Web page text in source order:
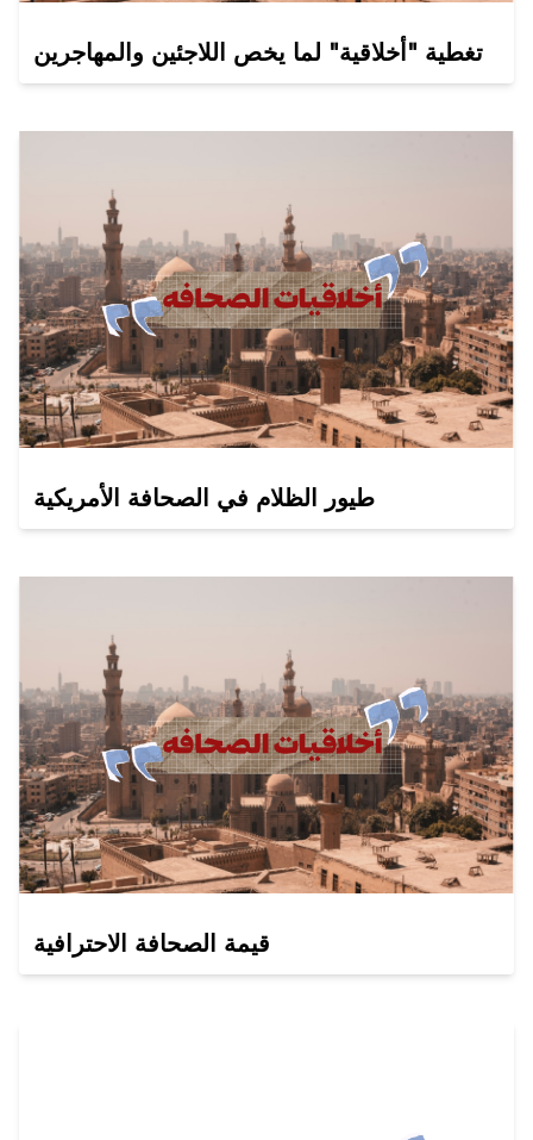
تغطية "أخلاقية" لما يخص اللاجئين والمهاجرين
طيور الظلام في الصحافة الأمريكية
قيمة الصحافة الاحترافية